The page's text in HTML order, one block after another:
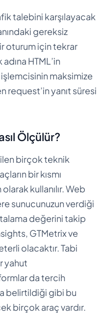
talebini karşılayacak
gereksiz
oturum için tekrar
HTML’in
maksimize
request’in yanıt süresi
Ölçülür?
birçok teknik
bir kısmı
kullanılır. Web
sunucunuzun verdiği
değerini takip
GTMetrix ve
olacaktır. Tabi
yahut
da tercih
belirtildiği gibi bu
birçok araç vardır.